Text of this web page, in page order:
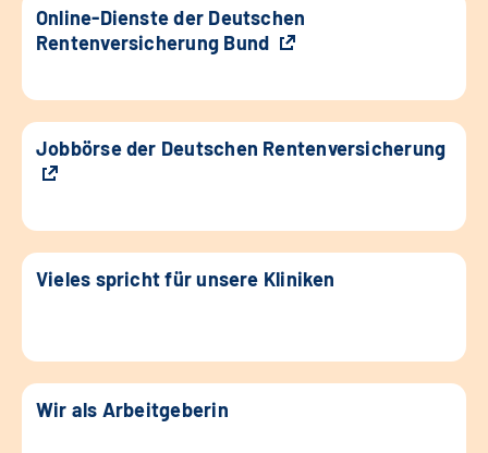
Online-Dienste der Deutschen
Rentenversicherung Bund
Jobbörse der Deutschen Rentenversicherung
Vieles spricht für unsere Kliniken
Wir als Arbeitgeberin